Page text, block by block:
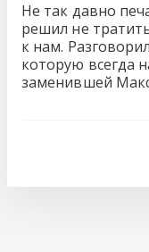
Не так давно
решил не
к нам.
которую всегда
заменившей